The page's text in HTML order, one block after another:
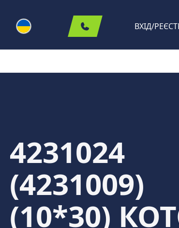
ВХІД/
4231024
(4231009)
(10*30)